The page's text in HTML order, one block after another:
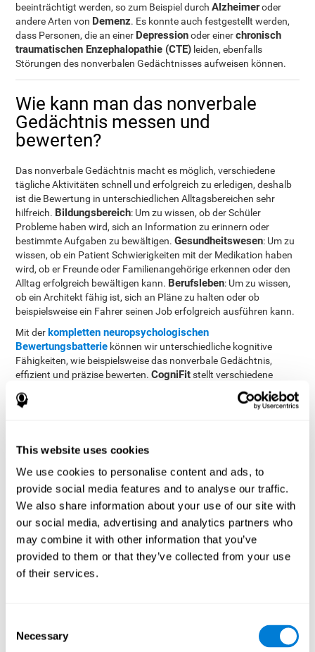
This website uses cookies
We use cookies to personalise content and ads, to
provide social media features and to analyse our traffic.
We also share information about your use of our site with
our social media, advertising and analytics partners who
may combine it with other information that you’ve
provided to them or that they’ve collected from your use
of their services.
Selection
Necessary
beeinträchtigt werden, so zum Beispiel durchAlzheimeroder
andere Arten von Demenz. Es konnte auch festgestellt werden,
dass Personen, die an einer Depressionoder einerchronisch
traumatischen Enzephalopathie (CTE) leiden, ebenfalls
Störungen des nonverbalen Gedächtnisses aufweisen können.
Wie kann man das nonverbale
Gedächtnis messen und
bewerten?
Das nonverbale Gedächtnis macht es möglich, verschiedene
tägliche Aktivitäten schnell und erfolgreich zu erledigen, deshalb
ist die Bewertung in unterschiedlichen Alltagsbereichen sehr
hilfreich. Bildungsbereich: Um zu wissen, ob der Schüler
Probleme haben wird, sich an Information zu erinnern oder
bestimmte Aufgaben zu bewältigen.Gesundheitswesen: Um zu
wissen, ob ein Patient Schwierigkeiten mit der Medikation haben
wird, ob er Freunde oder Familienangehörige erkennen oder den
Alltag erfolgreich bewältigen kann. Berufsleben: Um zu wissen,
ob ein Architekt fähig ist, sich an Pläne zu halten oder ob
beispielsweise ein Fahrer seinen Job erfolgreich ausführen kann.
Mit der kompletten neuropsychologischen
Bewertungsbatterie können wir unterschiedliche kognitive
Fähigkeiten, wie beispielsweise das nonverbale Gedächtnis,
effizient und präzise bewerten.CogniFitstellt verschiedene
professionelle Tests zur Bewertung jener kognitiven Fähigkeiten
zur Verfügung, welche zu den exekutiven Funktionen gehören.
Tests, die CogniFit für die Bewertung dieser Kapazitäten
Test of Memory Malingering (TOMM). Damit wird nicht nur das
nonverbale Gedächtnis bewertet, sondern auch Fähigkeiten wie
Reaktionszeit, Arbeitsgedächtnis, visuelle Wahrnehmung,
Benennung, kontextuelles Gedächtnis, Aktualisierung, visuelles
Gedächtnis, Wiedererkennung und
Verarbeitungsgeschwindigkeit.
Identifikationstest COM-NAM
Objekt zum ersten Mal präsentiert wird, muss der Nutzer die
entsprechende Option wählen.